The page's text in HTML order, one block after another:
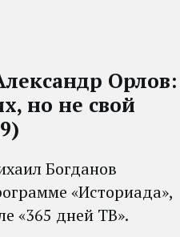
Орлов:
но не свой
Богданов
«Историада»,
«365 дней ТВ».